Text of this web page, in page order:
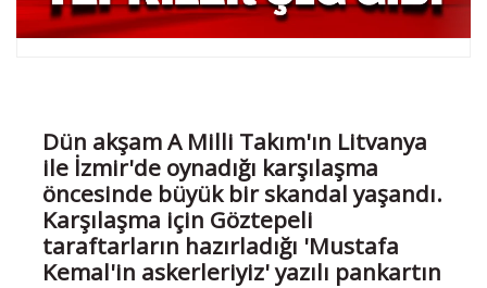
Dün akşam A Milli Takım'ın Litvanya
ile İzmir'de oynadığı karşılaşma
öncesinde büyük bir skandal yaşandı.
Karşılaşma için Göztepeli
taraftarların hazırladığı 'Mustafa
Kemal'in askerleriyiz' yazılı pankartın